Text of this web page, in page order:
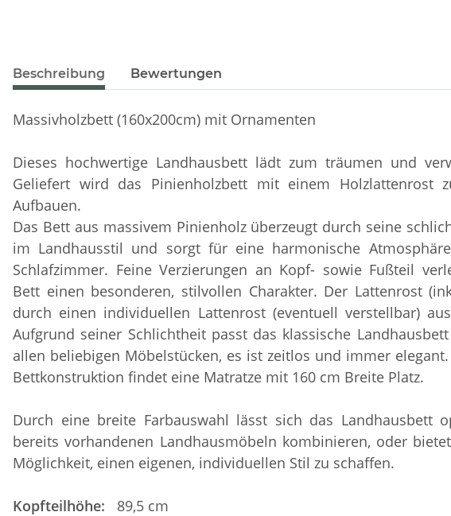
Beschreibung Bewertungen
Massivholzbett (160x200cm) mit Ornamenten
Dieses hochwertige Landhausbett lädt zum träumen und
Geliefert wird das Pinienholzbett mit einem Holzlattenrost
Aufbauen.
Das Bett aus massivem Pinienholz überzeugt durch seine
im Landhausstil und sorgt für eine harmonische
Schlafzimmer. Feine Verzierungen an Kopf- sowie Fußteil
Bett einen besonderen, stilvollen Charakter. Der Lattenrost
durch einen individuellen Lattenrost (eventuell verstellbar)
Aufgrund seiner Schlichtheit passt das klassische
allen beliebigen Möbelstücken, es ist zeitlos und immer
Bettkonstruktion findet eine Matratze mit 160 cm Breite Platz.
Durch eine breite Farbauswahl lässt sich das Landhausbett
bereits vorhandenen Landhausmöbeln kombinieren, oder
Möglichkeit, einen eigenen, individuellen Stil zu schaffen.
Kopfteilhöhe: 89,5 cm